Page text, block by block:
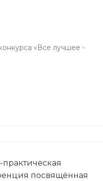
«Все лучшее -
практическая
посвящённая